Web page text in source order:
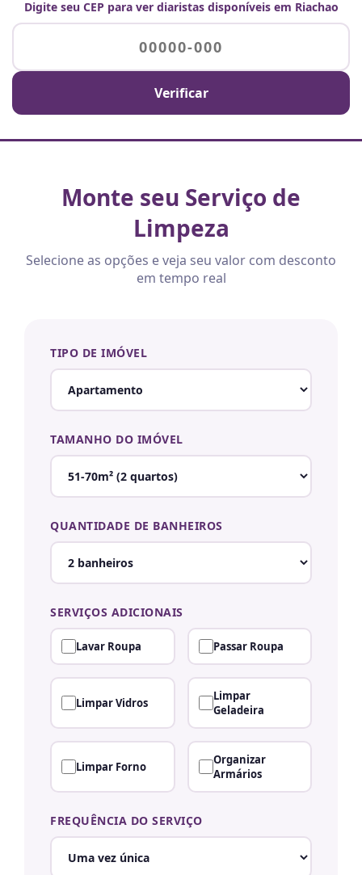
Digite seu CEP para ver diaristas disponíveis em Riachao
Verificar
Monte seu Serviço de
Limpeza
Selecione as opções e veja seu valor com desconto
em tempo real
TIPO DE IMÓVEL
TAMANHO DO IMÓVEL
QUANTIDADE DE BANHEIROS
SERVIÇOS ADICIONAIS
Lavar Roupa Passar Roupa
Limpar Vidros
Limpar
Geladeira
Limpar Forno
Organizar
Armários
FREQUÊNCIA DO SERVIÇO